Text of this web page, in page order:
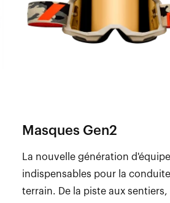
Masques Gen2
La nouvelle génération
indispensables pour la
terrain. De la piste aux sentiers,